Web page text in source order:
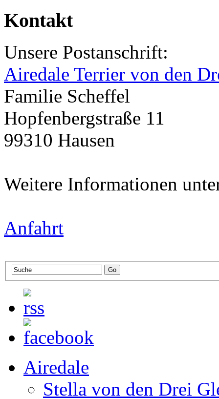
Kontakt
Unsere Postanschrift:
Airedale Terrier von den
Familie Scheffel
Hopfenbergstraße 11
99310 Hausen
Weitere Informationen
Anfahrt
Airedale
Stella von den Drei